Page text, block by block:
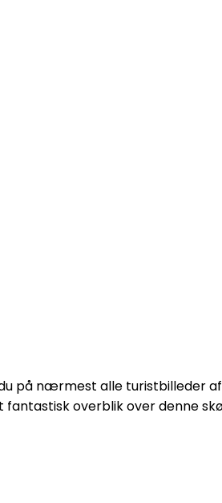
på nærmest alle turistbilleder
fantastisk overblik over denne